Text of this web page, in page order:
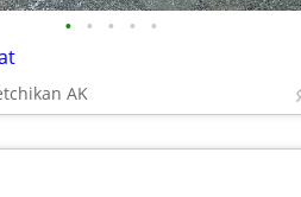
• • • • •
AK